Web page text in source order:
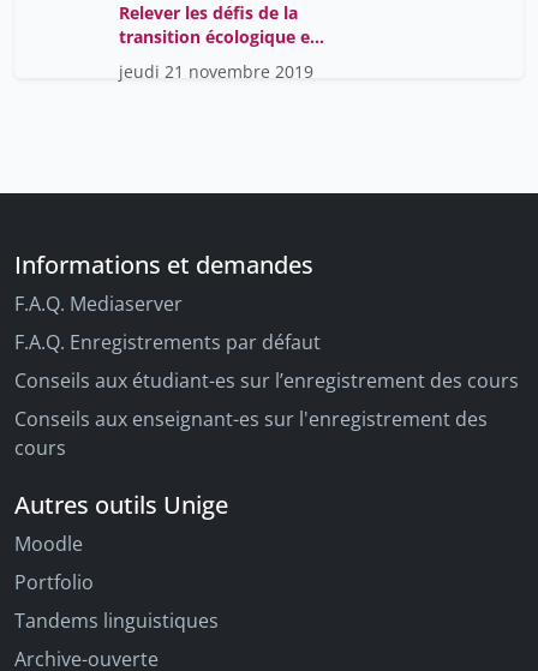
Relever les défis de la
transition écologique et
sociale: témoignages
d’entrepreneur-e-s de
jeudi 21 novembre 2019
Informations et demandes
F.A.Q. Mediaserver
F.A.Q. Enregistrements par défaut
Conseils aux étudiant-es sur l’enregistrement des cours
Conseils aux enseignant-es sur l'enregistrement des
cours
Autres outils Unige
Moodle
Portfolio
Tandems linguistiques
Archive-ouverte